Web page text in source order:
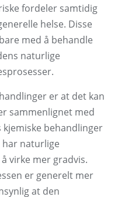
fordeler samtidig
helse. Disse
med å behandle
naturlige
er at det kan
sammenlignet med
behandlinger
naturlige
virke mer gradvis.
er generelt mer
at den